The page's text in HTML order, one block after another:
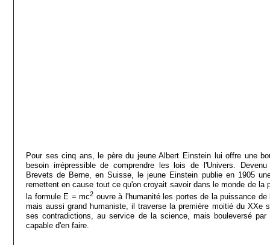
Pour ses cinq ans, le père du jeune Albert Einstein lui offre une
besoin irrépressible de comprendre les lois de l'Univers.
Brevets de Berne, en Suisse, le jeune Einstein publie en 1905
remettent en cause tout ce qu'on croyait savoir dans le monde de la
la formule E = mc2 ouvre à l'humanité les portes de la puissance
mais aussi grand humaniste, il traverse la première moitié du XXe
ses contradictions, au service de la science, mais bouleversé
capable d'en faire.